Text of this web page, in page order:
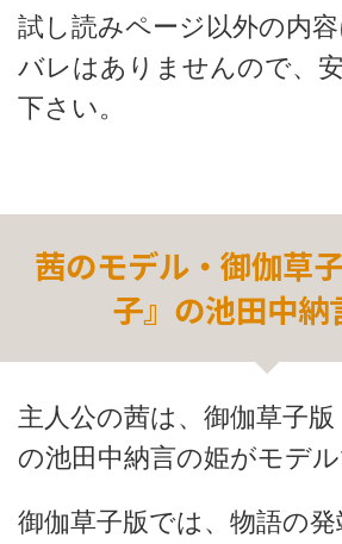
試し読みページ以外の内
バレはありませんので、
下さい。
茜のモデル・御伽草
子』の池田中納
主人公の茜は、御伽草子版
の池田中納言の姫がモデル
御伽草子版では、物語の発